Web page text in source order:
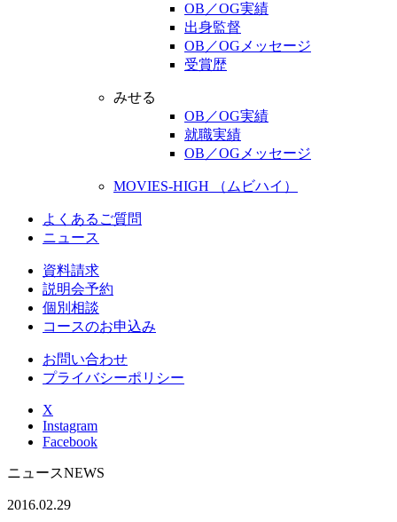
OB／OG実績
出身監督
OB／OGメッセージ
受賞歴
みせる
OB／OG実績
就職実績
OB／OGメッセージ
MOVIES-HIGH （ムビハイ）
よくあるご質問
ニュース
資料請求
説明会予約
個別相談
コースのお申込み
お問い合わせ
プライバシーポリシー
X
Instagram
Facebook
ニュースNEWS
2016.02.29